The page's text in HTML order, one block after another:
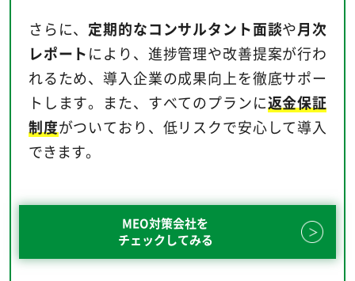
さらに、 定期的なコンサルタント面談や月次
レポートにより、進捗管理や改善提案が行わ
れるため、導入企業の成果向上を徹底サポー
トします。また、すべてのプランに返金保証
制度がついており、低リスクで安心して導入
できます。
MEO対策会社を
チェックしてみる